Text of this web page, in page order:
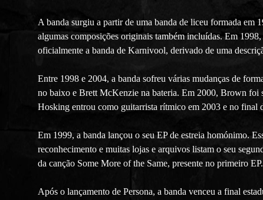
A banda surgiu a partir de uma banda de liceu formada em
algumas composições originais também incluídas. Em
oficialmente a banda de Karnivool, derivado de uma
Entre 1998 e 2004, a banda sofreu várias mudanças de
no baixo e Brett McKenzie na bateria. Em 2000, Brown foi
Hosking entrou como guitarrista rítmico em 2003 e no final
Em 1999, a banda lançou o seu EP de estreia homónimo.
reconhecimento e muitas lojas e arquivos listam o seu
da canção Some More of the Same, presente no primeiro EP.
Após o lançamento de Persona, a banda venceu a final